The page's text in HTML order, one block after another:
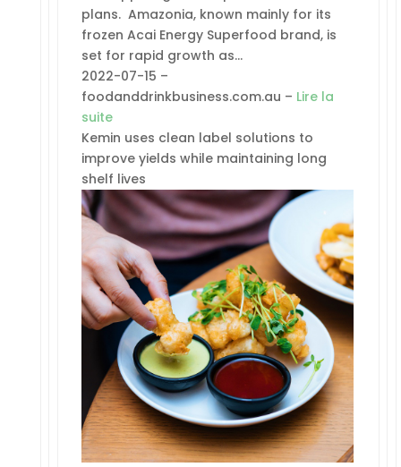
plans. Amazonia, known mainly for its
frozen Acai Energy Superfood brand, is
set for rapid growth as…
2022-07-15 –
foodanddrinkbusiness.com.au – Lire la
suite
Kemin uses clean label solutions to
improve yields while maintaining long
shelf lives